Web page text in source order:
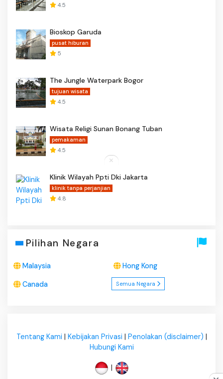
4.5
Bioskop Garuda
pusat hiburan
5
The Jungle Waterpark Bogor
tujuan wisata
4.5
Wisata Religi Sunan Bonang Tuban
pemakaman
4.5
Klinik Wilayah Ppti Dki Jakarta
klinik tanpa perjanjian
4.8
Pilihan Negara
Malaysia Hong Kong
Canada Semua Negara
Tentang Kami Kebijakan Privasi Penolakan (disclaimer)
Hubungi Kami
|